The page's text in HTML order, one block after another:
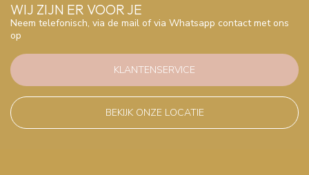
WIJ ZIJN ER VOOR JE
Neem telefonisch, via de mail of via Whatsapp contact met ons
op
KLANTENSERVICE
BEKIJK ONZE LOCATIE